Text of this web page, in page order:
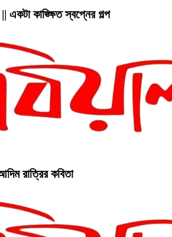
একটা কাঙ্ক্ষিত স্বপ্নের গল্প
রাত্রির কবিতা